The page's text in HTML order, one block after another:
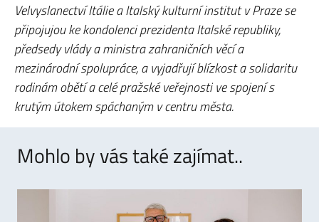
Velvyslanectví Itálie a Italský kulturní institut v Praze se
připojujou ke kondolenci prezidenta Italské republiky,
předsedy vlády a ministrazahraničních věcía
mezinárodní spolupráce, a vyjadřují blízkost a solidaritu
rodinám obětí a celé pražské veřejnosti ve spojení s
krutým útokem spáchaným v centru města.
Mohlo by vás také zajímat..